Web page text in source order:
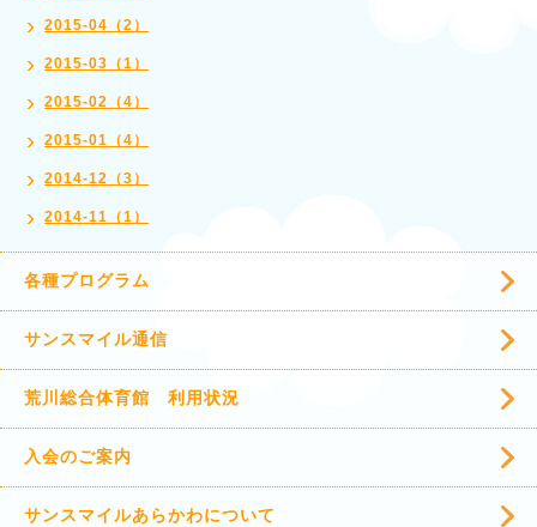
2015-04（2）
2015-03（1）
2015-02（4）
2015-01（4）
2014-12（3）
2014-11（1）
各種プログラム
サンスマイル通信
荒川総合体育館 利用状況
入会のご案内
サンスマイルあらかわについて